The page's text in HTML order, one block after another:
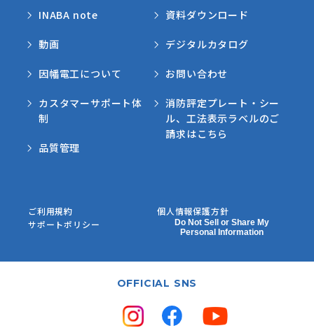
INABA note
動画
因幡電工について
カスタマーサポート体
制
品質管理
資料ダウンロード
デジタルカタログ
お問い合わせ
消防評定プレート・シー
ル、工法表示ラベルのご
請求はこちら
ご利用規約
個人情報保護方針
サポートポリシー
Do Not Sell or Share My
Personal Information
OFFICIAL SNS